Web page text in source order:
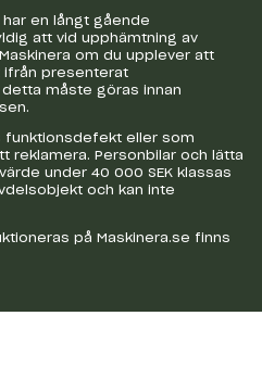
en långt gående
att vid upphämtning av
om du upplever att
ifrån presenterat
måste göras innan
funktionsdefekt eller som
reklamera. Personbilar och lätta
under 40 000 SEK klassas
och kan inte
på Maskinera.se finns